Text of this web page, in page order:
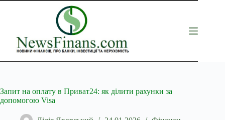
Перейти
Запит на оплату в Приват24: як ділити рахунки за
допомогою Visa